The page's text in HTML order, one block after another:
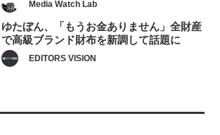
Media Watch Lab
ゆたぼん、「もうお金ありません」全財産
で高級ブランド財布を新調して話題に
EDITORS VISION